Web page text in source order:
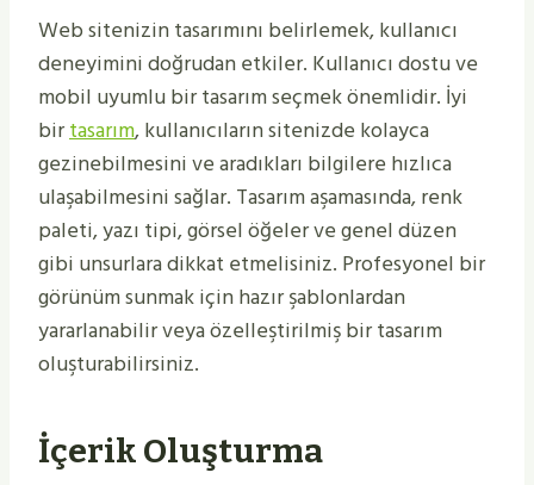
Web sitenizin tasarımını belirlemek, kullanıcı
deneyimini doğrudan etkiler. Kullanıcı dostu ve
mobil uyumlu bir tasarım seçmek önemlidir. İyi
birtasarım, kullanıcıların sitenizde kolayca
gezinebilmesini ve aradıkları bilgilere hızlıca
ulaşabilmesini sağlar. Tasarım aşamasında, renk
paleti, yazı tipi, görsel öğeler ve genel düzen
gibi unsurlara dikkat etmelisiniz. Profesyonel bir
görünüm sunmak için hazır şablonlardan
yararlanabilir veya özelleştirilmiş bir tasarım
oluşturabilirsiniz.
İçerik Oluşturma